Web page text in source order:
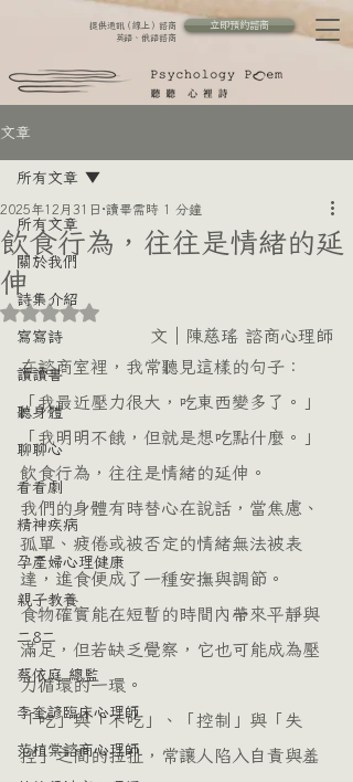
提供通訊（線上）諮商
英語、俄語諮商
立即預約諮商
文章
所有文章
關於我們
詩集介紹
寫寫詩
讀讀書
聽身體
聊聊心
看看劇
精神疾病
孕產婦心理健康
親子教養
二8二
蔡依庭 總監
李奎諺臨床心理師
范植棠諮商心理師
所有文章
飲食行為，往往是情緒的延
伸
2025年12月31日 讀畢需時 1 分鐘
評等為 NaN（最高為 5 顆星）。
文｜陳慈瑤 諮商心理師
在諮商室裡，我常聽見這樣的句子：
「我最近壓力很大，吃東西變多了。」
「我明明不餓，但就是想吃點什麼。」
飲食行為，往往是情緒的延伸。
我們的身體有時替心在說話，當焦慮、
孤單、疲倦或被否定的情緒無法被表
達，進食便成了一種安撫與調節。
食物確實能在短暫的時間內帶來平靜與
滿足，但若缺乏覺察，它也可能成為壓
力循環的一環。
「吃」與「不吃」、「控制」與「失
控」之間的拉扯，常讓人陷入自責與羞